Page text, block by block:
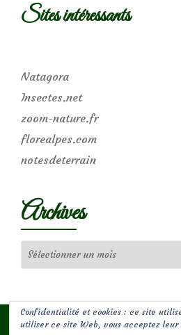
Sites intéressants
Natagora
Insectes.net
zoom-nature.fr
florealpes.com
notesdeterrain
Archives
Confidentialité et cookies : ce site
utiliser ce site Web, vous acceptez leur